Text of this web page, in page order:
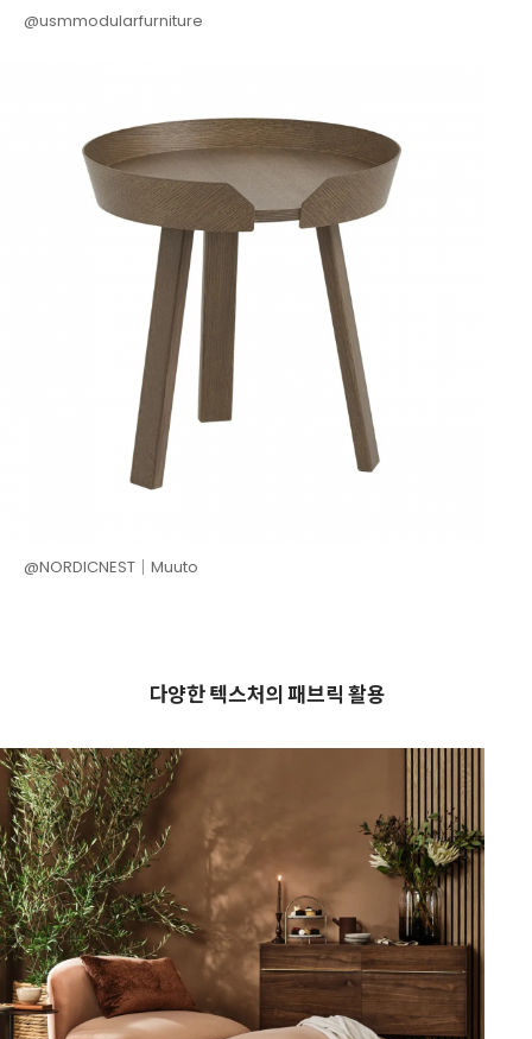
@usmmodularfurniture
@NORDICNEST│Muuto
다양한 텍스처의 패브릭 활용